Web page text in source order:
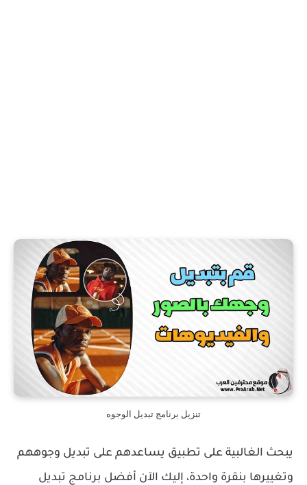
تنزيل برنامج تبديل الوجوه
يبحث الغالبية على تطبيق يساعدهم على تبديل وجوههم
وتغييرها بنقرة واحدة، إليك الآن أفضل برنامج تبديل